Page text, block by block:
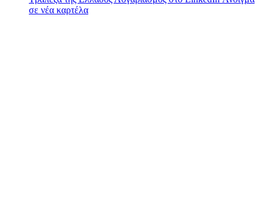
σε νέα καρτέλα